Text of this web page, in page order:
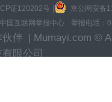
证120202号
京公网安备
中国互联网举报中心 举报电话：
伙伴 | Mumayi.com ©
限公司